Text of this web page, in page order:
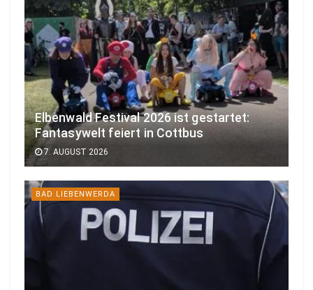
Elbenwald Festival 2026 ist gestartet:
Fantasywelt feiert in Cottbus
7. AUGUST 2026
BAD LIEBENWERDA